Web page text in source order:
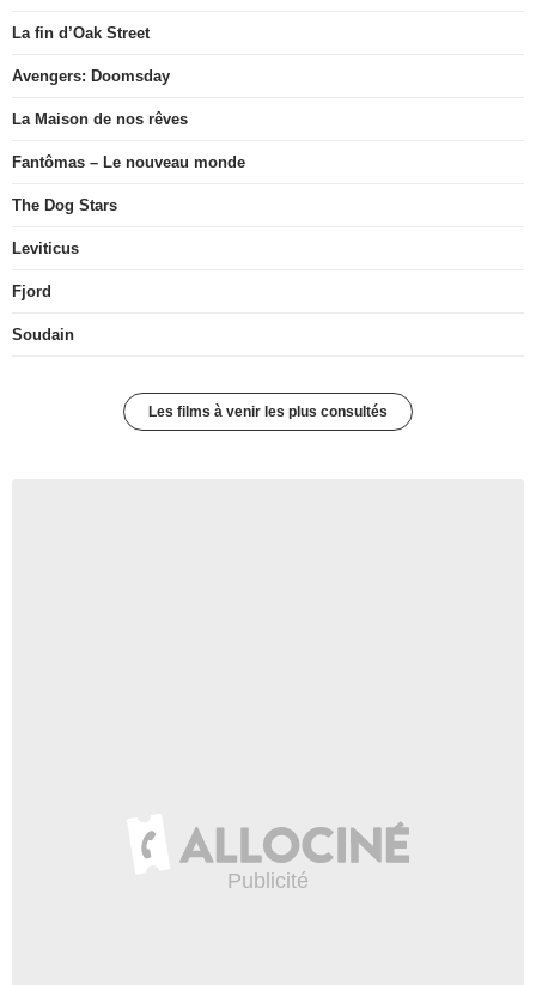
La fin d’Oak Street
Avengers: Doomsday
La Maison de nos rêves
Fantômas – Le nouveau monde
The Dog Stars
Leviticus
Fjord
Soudain
Les films à venir les plus consultés